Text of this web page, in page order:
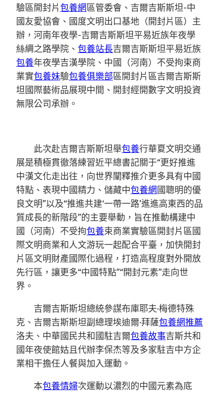
驗區開封片包養網區管委會、吉爾吉斯斯坦-中
國友愛協會、國度文明出口基地（開封片區）主
辦，河南年夜學-吉爾吉斯斯坦平易近族年夜學
絲綢之路學院、 包養站長吉爾吉斯斯坦平易近族
包養年夜學吉漢學院、中國（河南）不受拘束商
業實包養妹驗包養俱樂部區開封片區吉爾吉斯斯
坦國際藝術品展現中間、開封經開數字文明投資
無限公司承辦。
此次赴吉爾吉斯斯坦舉包養行華夏文明交通
展是積極貫徹落練習近平總書記關于“更好推進
中漢文化走出往，向世界闡釋推介更多具有中國
特點、表現中國精力、儲藏中包養網 國聰明的優
良文明”以及“推進共建‘一帶一路’進進高東西的品
質成長的新階段”的主要舉動，旨在推動構建中
國（河南）不受拘包養束商業實驗區開封片區國
際文明商業和人文游玩一起配合平臺，加快開封
片區文明財產國際化過程，打造高程度對外開放
先行區，讓更多“中國特點”“開封元素”走向世
界。
吉爾吉斯斯坦總統參謀布庫耶夫·梅德特殊
克、吉爾吉斯斯坦副總理埃迪爾·拜薩包養網推薦
洛夫、中華國民共和國駐吉爾包養故事吉斯共和
國年夜使館姑且代辦李保杰等及多家駐吉中方企
業相干擔任人餐與加入運動。
本包養情婦次運動以濃烈的中國元素為底